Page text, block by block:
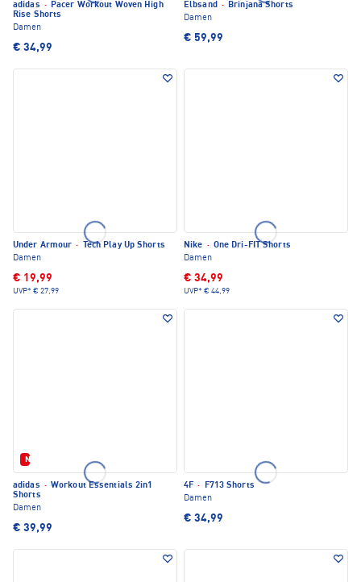
adidas · Pacer Workout Woven High
Rise Shorts
Damen
€ 34,99
Elbsand · Brinjana Shorts
Damen
€ 59,99
Under Armour ·
Tech Play Up Shorts
Damen
€ 19,99
UVP* € 27,99
Nike · One Dri-FIT Shorts
Damen
€ 34,99
UVP* € 44,99
Neu
adidas · Workout Essentials 2in1
Shorts
Damen
€ 39,99
4F ·
F713 Shorts
Damen
€ 34,99